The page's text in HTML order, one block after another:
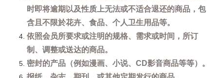
时即将逾期以及性质上无法或不适合退还的商品，包
含且不限於花卉、食品、个人卫生用品等。
依照会员所要求或注明的规格、需求或时间，所订
制、调整或送达的商品。
密封的产品（例如漫画、小说、CD影音商品等等）。